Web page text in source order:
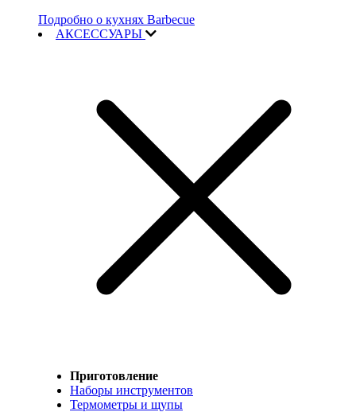
Подробно о кухнях Barbecue
АКСЕССУАРЫ
Приготовление
Наборы инструментов
Термометры и щупы